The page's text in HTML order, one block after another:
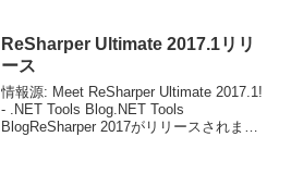
ReSharper Ultimate 2017.1リリ
ース
情報源: Meet ReSharper Ultimate 2017.1!
- .NET Tools Blog.NET Tools
BlogReSharper 2017がリリースされまし